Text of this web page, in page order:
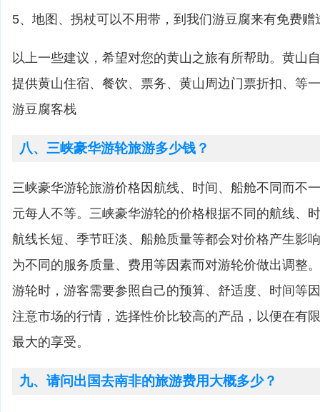
5、地图、拐杖可以不用带，到我们游豆腐来有免费赠
以上一些建议，希望对您的黄山之旅有所帮助。黄山
提供黄山住宿、餐饮、票务、黄山周边门票折扣、等
游豆腐客栈
八、三峡豪华游轮旅游多少钱？
三峡豪华游轮旅游价格因航线、时间、船舱不同而不
元每人不等。三峡豪华游轮的价格根据不同的航线、
航线长短、季节旺淡、船舱质量等都会对价格产生影
为不同的服务质量、费用等因素而对游轮价做出调整
游轮时，游客需要参照自己的预算、舒适度、时间等
注意市场的行情，选择性价比较高的产品，以便在有
最大的享受。
九、请问出国去南非的旅游费用大概多少？